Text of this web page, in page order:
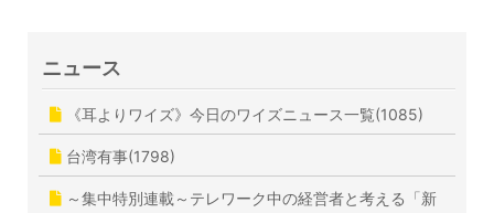
ニュース
《耳よりワイズ》今日のワイズニュース一覧(1085)
台湾有事(1798)
～集中特別連載～テレワーク中の経営者と考える「新